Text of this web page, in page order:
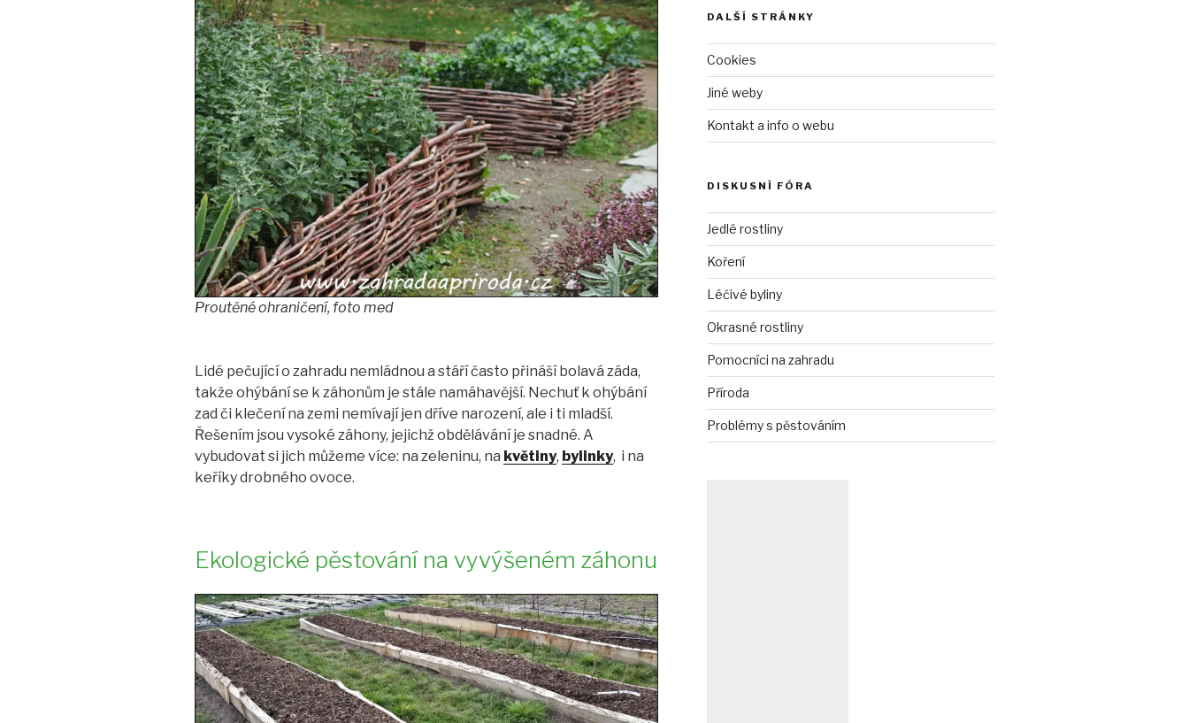
Proutěné ohraničení, foto med
Lidé pečující o zahradu nemládnou a stáří často přináší bolavá záda,
takže ohýbání se k záhonům je stále namáhavější. Nechuť k ohýbání
zad či klečení na zemi nemívají jen dříve narození, ale i ti mladší.
Řešením jsou vysoké záhony, jejichž obdělávání je snadné. A
vybudovat si jich můžeme více: na zeleninu, na květiny, bylinky, i na
keříky drobného ovoce.
Ekologické pěstování na vyvýšeném záhonu
DALŠÍ STRÁNKY
Cookies
Jiné weby
Kontakt a info o webu
DISKUSNÍ FÓRA
Jedlé rostliny
Koření
Léčivé byliny
Okrasné rostliny
Pomocníci na zahradu
Příroda
Problémy s pěstováním